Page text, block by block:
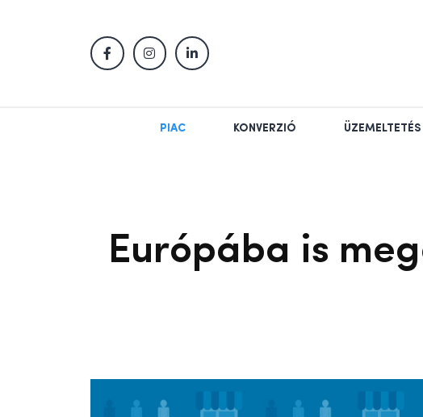
PIAC KONVERZIÓ ÜZEMELTETÉS
Európába is